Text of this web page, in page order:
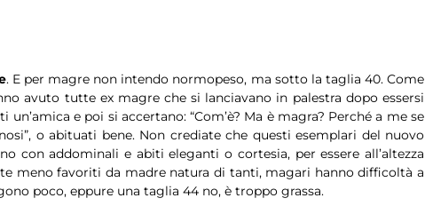
. E per magre non intendo normopeso, ma sotto la taglia 40. Come
avuto tutte ex magre che si lanciavano in palestra dopo essersi
e poi si accertano: “Com’è? Ma è magra? Perché a me se
o abituati bene. Non crediate che questi esemplari del nuovo
con addominali e abiti eleganti o cortesia, per essere all’altezza
meno favoriti da madre natura di tanti, magari hanno difficoltà a
poco, eppure una taglia 44 no, è troppo grassa.